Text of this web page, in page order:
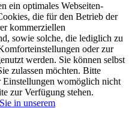
ein optimales Webseiten-
die für den Betrieb der
kommerziellen
sowie solche, die lediglich zu
oder zur
werden. Sie können selbst
zulassen möchten. Bitte
Einstellungen womöglich nicht
zur Verfügung stehen.
in unserem